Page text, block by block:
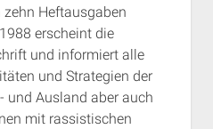
Heftausgaben
erscheint die
und informiert alle
und Strategien der
und Ausland aber auch
mit rassistischen